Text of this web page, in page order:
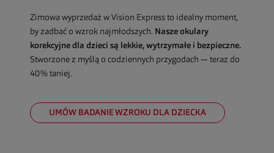
Zimowa wyprzedaż w Vision Express to idealny moment,
by zadbać o wzrok najmłodszych. Nasze okulary
korekcyjne dla dzieci są lekkie, wytrzymałe i bezpieczne.
Stworzone z myślą o codziennych przygodach — teraz do
40% taniej.
UMÓW BADANIE WZROKU DLA DZIECKA